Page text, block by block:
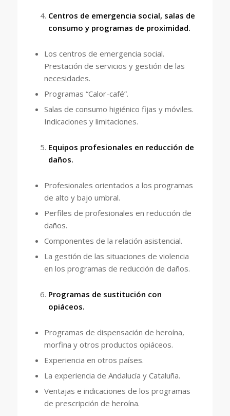
Centros de emergencia social, salas de
consumo y programas de proximidad.
Los centros de emergencia social.
Prestación de servicios y gestión de las
necesidades.
Programas “Calor-café”.
Salas de consumo higiénico fijas y móviles.
Indicaciones y limitaciones.
Equipos profesionales en reducción de
daños.
Profesionales orientados a los programas
de alto y bajo umbral.
Perfiles de profesionales en reducción de
daños.
Componentes de la relación asistencial.
La gestión de las situaciones de violencia
en los programas de reducción de daños.
Programas de sustitución con
opiáceos.
Programas de dispensación de heroína,
morfina y otros productos opiáceos.
Experiencia en otros países.
La experiencia de Andalucía y Cataluña.
Ventajas e indicaciones de los programas
de prescripción de heroína.